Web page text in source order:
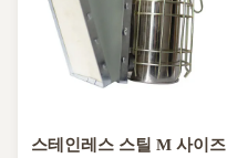
스테인레스 스틸 M 사이즈